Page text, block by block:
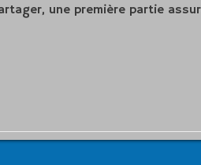
une première partie